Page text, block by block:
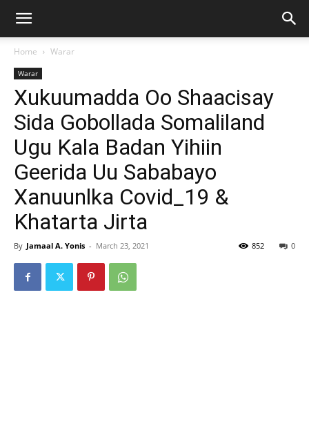
Home Warar
Warar
Xukuumadda Oo Shaacisay
Sida Gobollada Somaliland
Ugu Kala Badan Yihiin
Geerida Uu Sababayo
Xanuunlka Covid_19 &
Khatarta Jirta
By Jamaal A. Yonis - March 23, 2021 0
852